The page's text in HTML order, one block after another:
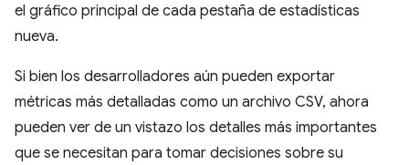
el gráfico principal de cada pestaña de estadísticas
nueva.
Si bien los desarrolladores aún pueden exportar
métricas más detalladas como un archivo CSV, ahora
pueden ver de un vistazo los detalles más importantes
que se necesitan para tomar decisiones sobre su